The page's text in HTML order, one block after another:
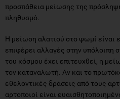
προσπάθεια μείωσης της
πληθυσμό.
Η μείωση αλατιού στο ψωμί είναι
επιφέρει αλλαγές στην υπόλοιπη
του κόσμου έχει επιτευχθεί, η
τον καταναλωτή. Αν και το
εθελοντικές δράσεις από τους
αρτοποιοί είναι